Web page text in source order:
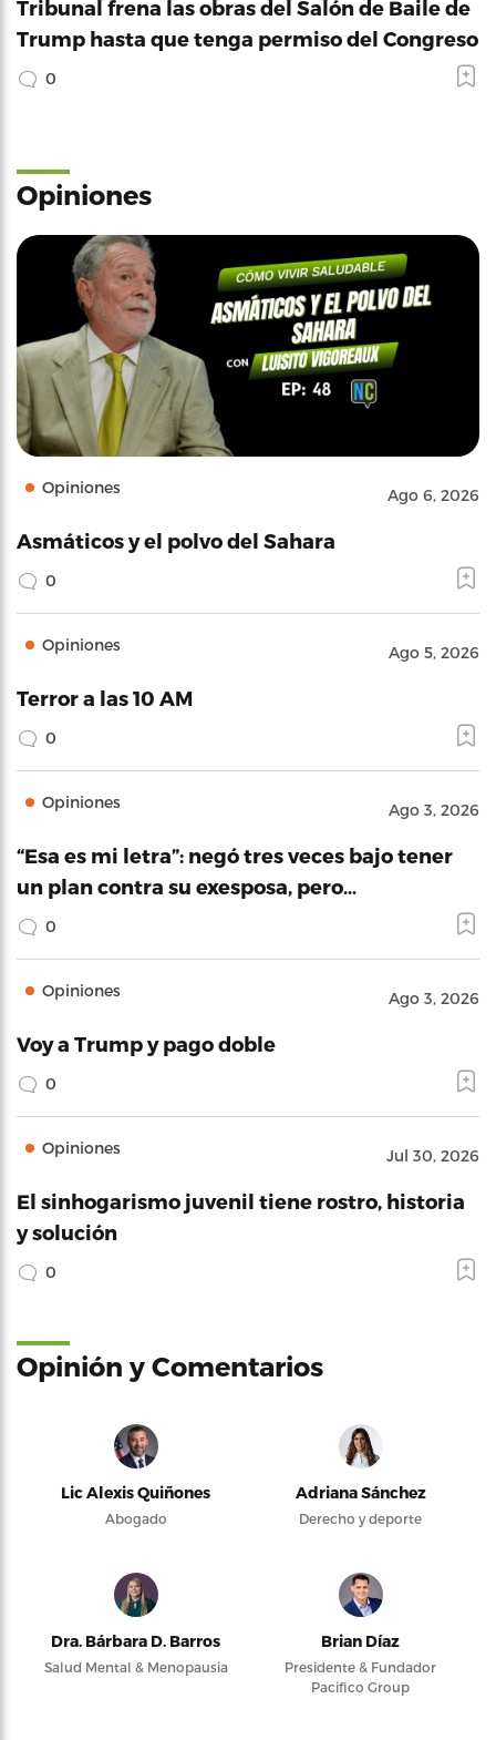
Tribunal frena las obras del Salón de Baile de
Trump hasta que tenga permiso del Congreso
0
Opiniones
Opiniones Ago 6, 2026
Asmáticos y el polvo del Sahara
0
Opiniones Ago 5, 2026
Terror a las 10 AM
0
Opiniones Ago 3, 2026
“Esa es mi letra”: negó tres veces bajo tener
un plan contra su exesposa, pero…
0
Opiniones Ago 3, 2026
Voy a Trump y pago doble
0
Opiniones Jul 30, 2026
El sinhogarismo juvenil tiene rostro, historia
y solución
0
Opinión y Comentarios
Lic Alexis Quiñones
Abogado
Adriana Sánchez
Derecho y deporte
Dra. Bárbara D. Barros
Salud Mental & Menopausia
Brian Díaz
Presidente & Fundador
Pacifico Group